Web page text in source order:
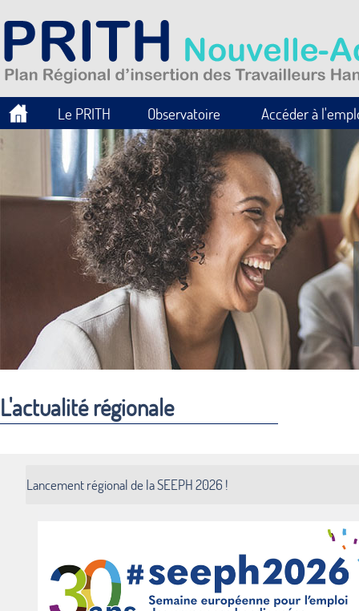
Le PRITH Observatoire Accéder à
L'actualité régionale
Lancement régional de la SEEPH 2026 !